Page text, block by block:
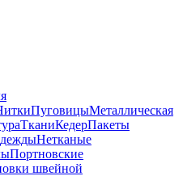
ПуговицыМеталлическая
ТканиКедерПакеты
Нетканые
Портновские
швейной